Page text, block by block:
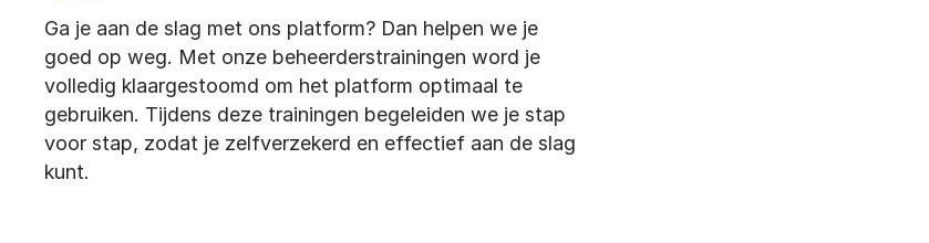
Ga je aan de slag met ons platform? Dan helpen we je
goed op weg. Met onze beheerderstrainingen word je
volledig klaargestoomd om het platform optimaal te
gebruiken. Tijdens deze trainingen begeleiden we je stap
voor stap, zodat je zelfverzekerd en effectief aan de slag
kunt.